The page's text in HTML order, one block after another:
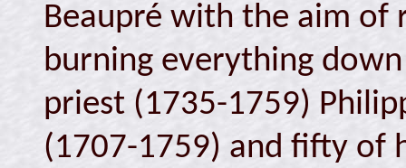
Beaupré with the aim of
burning everything
priest (1735-1759)
(1707-1759) and fifty of